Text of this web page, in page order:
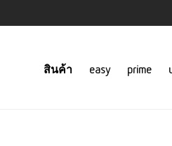
สินค้า easy prime